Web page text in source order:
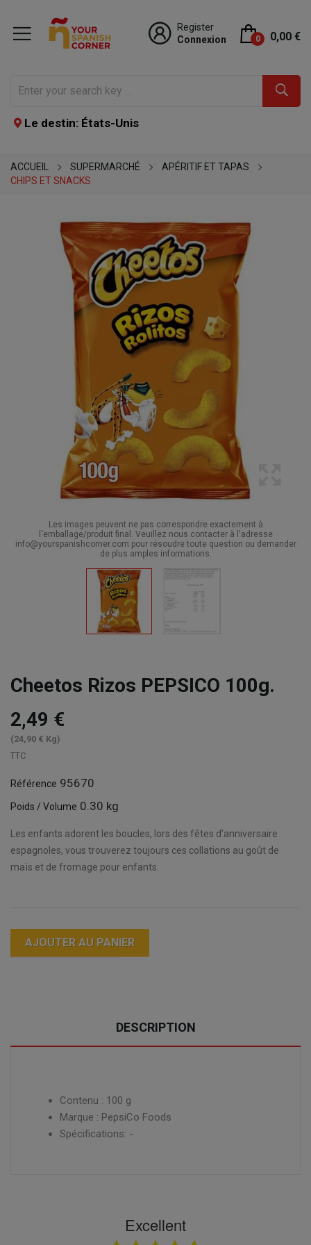
Register
Connexion
0 0,00 €
Le destin: États-Unis
ACCUEIL SUPERMARCHÉ
APÉRITIF ET TAPAS
CHIPS ET SNACKS
Les images peuvent ne pas correspondre exactement à
l'emballage/produit final. Veuillez nous contacter à l'adresse
info@yourspanishcorner.com pour résoudre toute question ou demander
de plus amples informations.
Cheetos Rizos PEPSICO 100g.
2,49 €
(24,90 € Kg)
TTC
Référence 95670
Poids / Volume 0.30 kg
Les enfants adorent les boucles, lors des fêtes d'anniversaire
espagnoles, vous trouverez toujours ces collations au goût de
maïs et de fromage pour enfants.
AJOUTER AU PANIER
DESCRIPTION
Contenu : 100 g
Marque : PepsiCo Foods
Spécifications: -
Excellent